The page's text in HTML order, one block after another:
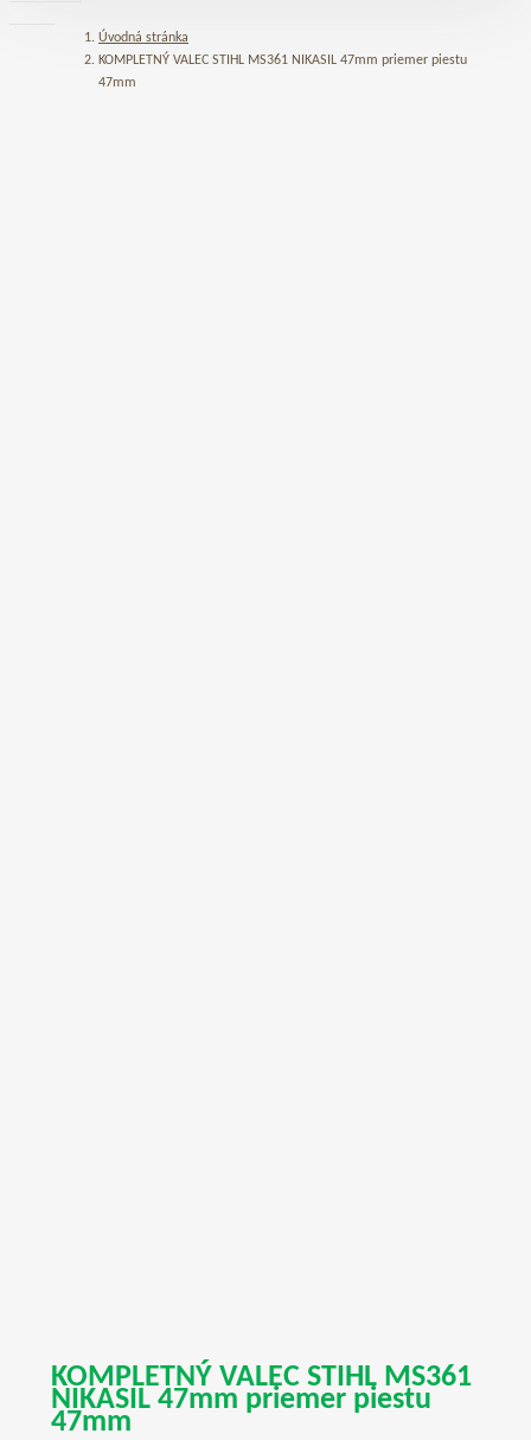
Úvodná stránka
KOMPLETNÝ VALEC STIHL MS361 NIKASIL 47mm priemer piestu
47mm
KOMPLETNÝ VALEC STIHL MS361
NIKASIL 47mm priemer piestu
47mm